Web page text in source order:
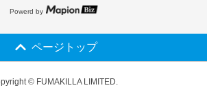
Powerd by
ページトップ
© FUMAKILLA LIMITED.